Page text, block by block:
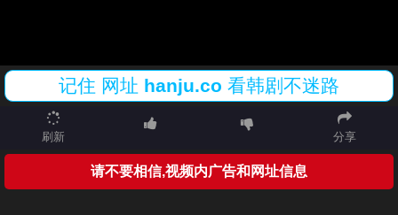
记住 网址 hanju.co 看韩剧不迷路
刷新 分享
请不要相信,视频内广告和网址信息